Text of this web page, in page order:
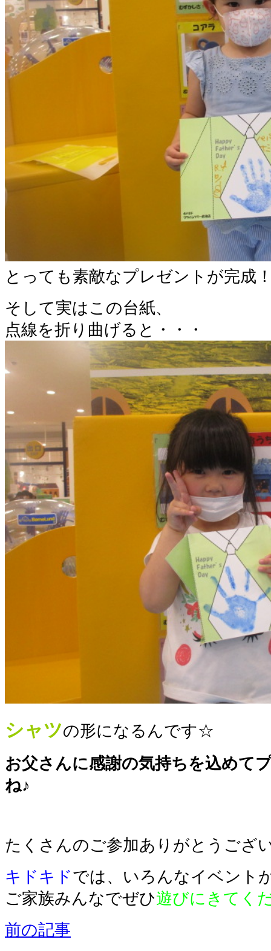
とっても素敵なプレゼントが完成
そして実はこの台紙、
点線を折り曲げると・・・
シャツの形になるんです☆
お父さんに感謝の気持ちを込めて
ね♪
たくさんのご参加ありがとうござ
キドキドでは、いろんなイベント
ご家族みんなでぜひ遊びにきてく
前の記事